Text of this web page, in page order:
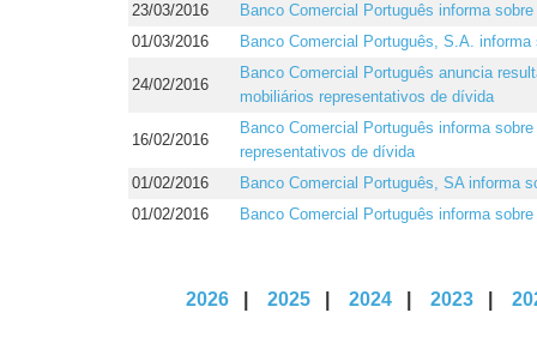
23/03/2016
Banco Comercial Português informa
01/03/2016
Banco Comercial Português, S.A.
24/02/2016
Banco Comercial Português anuncia
mobiliários representativos de dívida
16/02/2016
Banco Comercial Português informa
representativos de dívida
01/02/2016
Banco Comercial Português, SA informa
01/02/2016
Banco Comercial Português informa
2026 2025 2024 2023